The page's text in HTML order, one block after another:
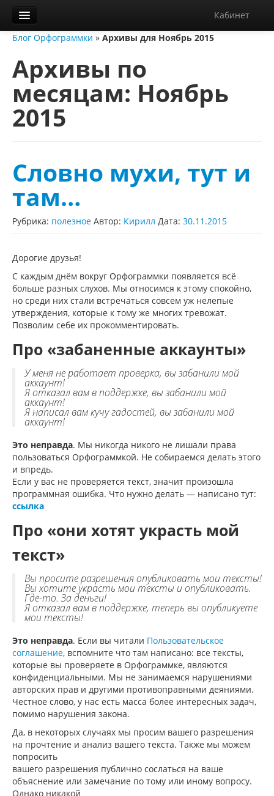
Кабинет
Орфограммка
Библиотека
Блог
О нас
Диктанты
Блог Орфограммки » Архивы для Ноябрь 2015
Архивы по
месяцам: Ноябрь
2015
Словно мухи, тут и
там…
Рубрика: полезное Автор: Кирилл Дата: 30.11.2015
Дорогие друзья!
С каждым днём вокруг Орфограммки появляется всё
больше разных слухов. Мы относимся к этому спокойно,
но среди них стали встречаться совсем уж нелепые
утверждения, которые к тому же многих тревожат.
Позволим себе их прокомментировать.
Про «забаненные аккаунты»
У меня не работает проверка, вы забанили мой
аккаунт!
Я отказал вам в поддержке, вы забанили мой
аккаунт!
Я написал вам кучу гадостей, вы забанили мой
аккаунт!
Это неправда. Мы никогда никого не лишали права
пользоваться Орфограммкой. Не собираемся делать этого
и впредь.
Если у вас не проверяется текст, значит произошла
программная ошибка. Что нужно делать — написано тут:
ссылка
Про «они хотят украсть мой
текст»
Вы просите разрешения опубликовать мои тексты!
Вы хотите украсть мои тексты и опубликовать.
Где-то. За деньги!
Я отказал вам в поддержке, теперь вы опубликуете
мои тексты!
Это неправда. Если вы читали Пользовательское
соглашение, вспомните что там написано: все тексты,
которые вы проверяете в Орфограммке, являются
конфиденциальными. Мы не занимаемся нарушениями
авторских прав и другими противоправными деяниями.
Честное слово, у нас есть масса более интересных задач,
помимо нарушения закона.
Да, в некоторых случаях мы просим вашего разрешения
на прочтение и анализ вашего текста. Также мы можем
попросить
вашего разрешения публично сослаться на ваше
объяснение или замечание по тому или иному вопросу.
Однако никакой